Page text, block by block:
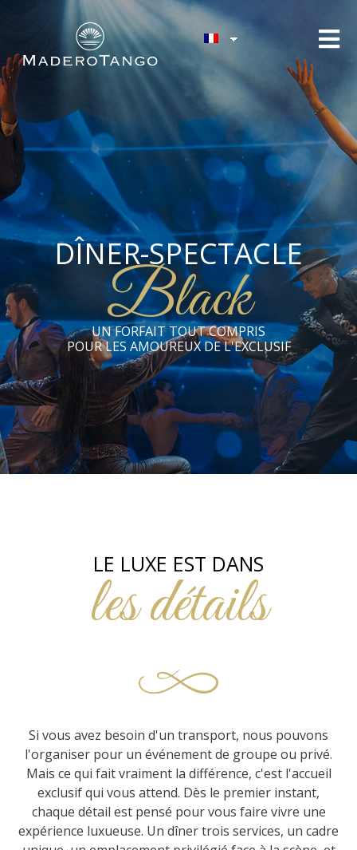
DÎNER-SPECTACLE
Black
UN FORFAIT TOUT COMPRIS
POUR LES AMOUREUX DE L'EXCLUSIF
LE LUXE EST DANS
les détails
Si vous avez besoin d'un transport, nous pouvons
l'organiser pour un événement de groupe ou privé.
Mais ce qui fait vraiment la différence, c'est l'accueil
exclusif qui vous attend. Dès le premier instant,
chaque détail est pensé pour vous faire vivre une
expérience luxueuse. Un dîner trois services, un cadre